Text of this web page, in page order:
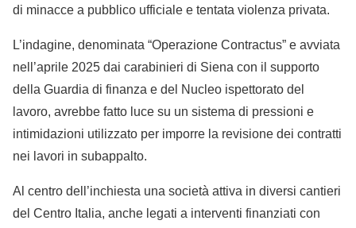
di minacce a pubblico ufficiale e tentata violenza privata.
L’indagine, denominata “Operazione Contractus” e avviata
nell’aprile 2025 dai carabinieri di Siena con il supporto
della Guardia di finanza e del Nucleo ispettorato del
lavoro, avrebbe fatto luce su un sistema di pressioni e
intimidazioni utilizzato per imporre la revisione dei contratti
nei lavori in subappalto.
Al centro dell’inchiesta una società attiva in diversi cantieri
del Centro Italia, anche legati a interventi finanziati con